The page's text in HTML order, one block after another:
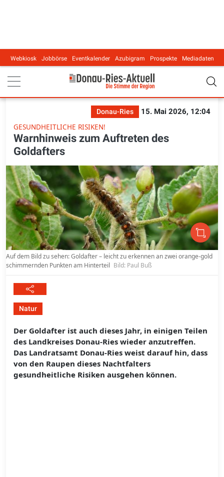
Main navigation
Webkiosk Jobbörse Eventkalender Azubigram Prospekte Mediadaten
Donau-Ries
15. Mai 2026, 12:04
GESUNDHEITLICHE RISIKEN!
Warnhinweis zum Auftreten des
Goldafters
Auf dem Bild zu sehen: Goldafter – leicht zu erkennen an zwei orange-gold
schimmernden Punkten am Hinterteil Bild: Paul Buß
Natur
Der Goldafter ist auch dieses Jahr, in einigen Teilen
des Landkreises Donau-Ries wieder anzutreffen.
Das Landratsamt Donau-Ries weist darauf hin, dass
von den Raupen dieses Nachtfalters
gesundheitliche Risiken ausgehen können.